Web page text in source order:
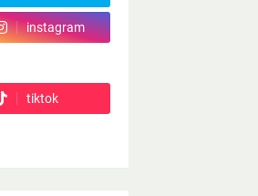
instagram
tiktok